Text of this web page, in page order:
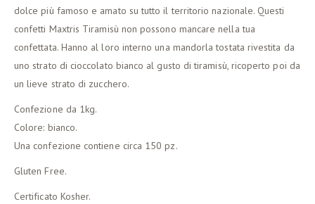
dolce più famoso e amato su tutto il territorio nazionale. Questi
confetti Maxtris Tiramisù non possono mancare nella tua
confettata. Hanno al loro interno una mandorla tostata rivestita da
uno strato di cioccolato bianco al gusto di tiramisù, ricoperto poi da
un lieve strato di zucchero.
Confezione da 1kg.
Colore: bianco.
Una confezione contiene circa 150 pz.
Gluten Free.
Certificato Kosher.